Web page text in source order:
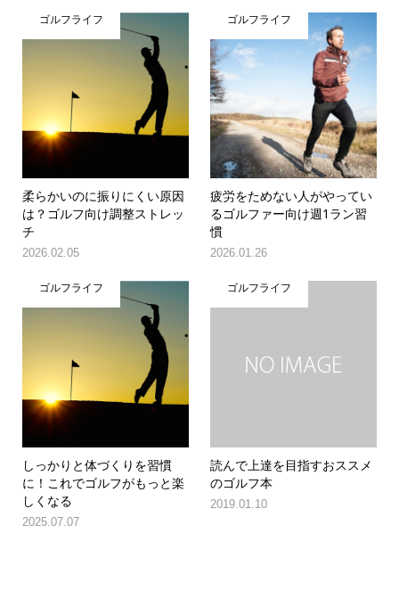
ゴルフライフ
柔らかいのに振りにくい原因
は？ゴルフ向け調整ストレッ
チ
2026.02.05
ゴルフライフ
疲労をためない人がやってい
るゴルファー向け週1ラン習
慣
2026.01.26
ゴルフライフ
しっかりと体づくりを習慣
に！これでゴルフがもっと楽
しくなる
2025.07.07
ゴルフライフ
読んで上達を目指すおススメ
のゴルフ本
2019.01.10